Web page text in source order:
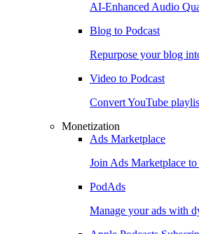
AI-Enhanced Audio
Blog to Podcast
Repurpose your blog
Video to Podcast
Convert YouTube
Monetization
Ads Marketplace
Join Ads Marketplace to
PodAds
Manage your ads with